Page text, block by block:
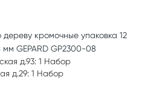
кромочные упаковка 12
мм GEPARD GP2300-08
д.93: 1 Набор
д.29: 1 Набор